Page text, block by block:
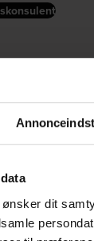
ønsker dit